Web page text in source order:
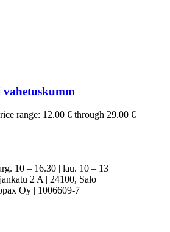
range: 12.00 € through 29.00 €
10 – 16.30 | lau. 10 – 13
2 A | 24100, Salo
Oy | 1006609-7